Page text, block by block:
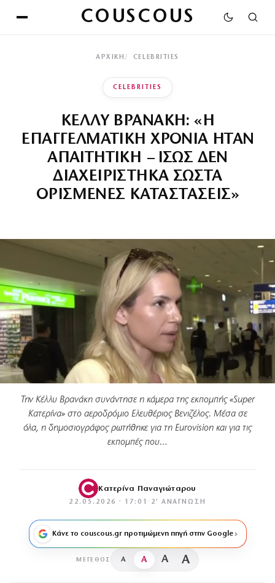
COUSCOUS
ΑΡΧΙΚΉ CELEBRITIES
CELEBRITIES
ΚΕΛΛΥ ΒΡΑΝΑΚΗ: «Η
ΕΠΑΓΓΕΛΜΑΤΙΚΗ ΧΡΟΝΙΑ ΗΤΑΝ
ΑΠΑΙΤΗΤΙΚΗ – ΙΣΩΣ ΔΕΝ
ΔΙΑΧΕΙΡΙΣΤΗΚΑ ΣΩΣΤΑ
ΟΡΙΣΜΕΝΕΣ ΚΑΤΑΣΤΑΣΕΙΣ»
Την Κέλλυ Βρανάκη συνάντησε η κάμερα της εκπομπής «Super
Κατερίνα» στο αεροδρόμιο Ελευθέριος Βενιζέλος. Μέσα σε
όλα, η δημοσιογράφος ρωτήθηκε για τη Eurovision και για τις
εκπομπές που…
Κατερίνα Παναγιώταρου
22.05.2026 · 17:01 · 2′ ΑΝΆΓΝΩΣΗ
Κάνε το couscous.gr προτιμώμενη πηγή στην Google
ΜΈΓΕΘΟΣ A A A A